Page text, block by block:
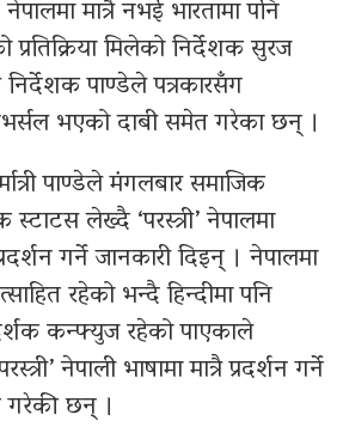
मात्रै नभई भारतामा पनि
प्रतिक्रिया मिलेको निर्देशक सुरज
पाण्डेले पत्रकारसँग
भएको दाबी समेत गरेका छन् ।
पाण्डेले मंगलबार समाजिक
लेख्दै ‘परस्त्री’ नेपालमा
गर्ने जानकारी दिइन् । नेपालमा
रहेको भन्दै हिन्दीमा पनि
कन्फ्युज रहेको पाएकाले
नेपाली भाषामा मात्रै प्रदर्शन गर्ने
छन् ।